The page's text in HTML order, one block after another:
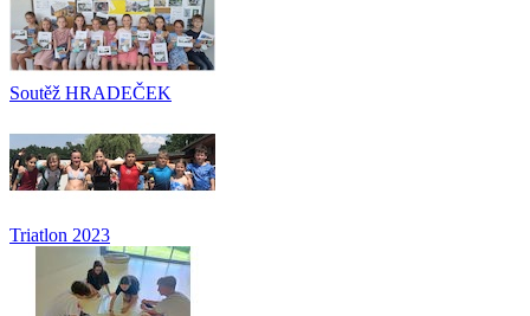
Soutěž HRADEČEK
Triatlon 2023